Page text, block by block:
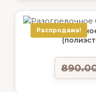
Распродажа!